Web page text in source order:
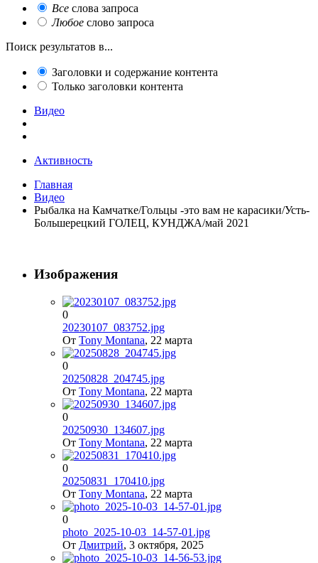
Все слова запроса
Любое слово запроса
Поиск результатов в...
Заголовки и содержание контента
Только заголовки контента
Видео
Активность
Главная
Видео
Рыбалка на Камчатке/Гольцы -это вам не карасики/Усть-
Большерецкий ГОЛЕЦ, КУНДЖА/май 2021
Изображения
0
20230107_083752.jpg
От Tony Montana, 22 марта
0
20250828_204745.jpg
От Tony Montana, 22 марта
0
20250930_134607.jpg
От Tony Montana, 22 марта
0
20250831_170410.jpg
От Tony Montana, 22 марта
0
photo_2025-10-03_14-57-01.jpg
От Дмитрий, 3 октября, 2025